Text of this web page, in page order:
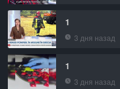
1
3 дня назад
1
3 дня назад